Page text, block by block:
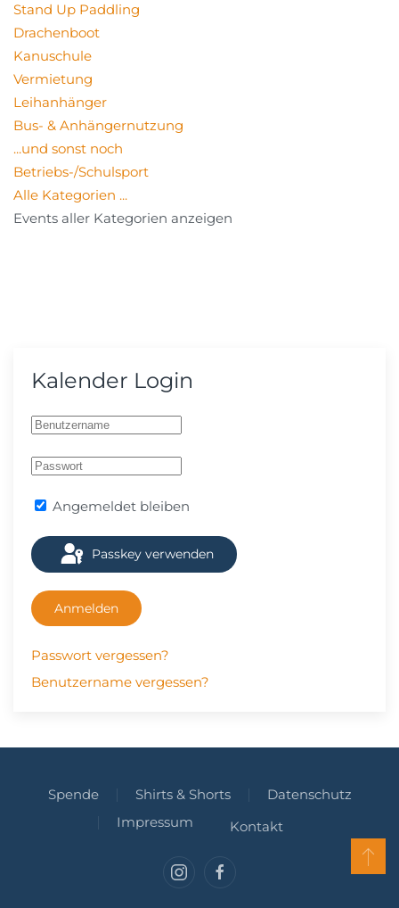
Stand Up Paddling
Drachenboot
Kanuschule
Vermietung
Leihanhänger
Bus- & Anhängernutzung
...und sonst noch
Betriebs-/Schulsport
Alle Kategorien ...
Events aller Kategorien anzeigen
Kalender Login
Angemeldet bleiben
Passkey verwenden
Anmelden
Passwort vergessen?
Benutzername vergessen?
Spende Shirts & Shorts
Datenschutz
Impressum
Kontakt